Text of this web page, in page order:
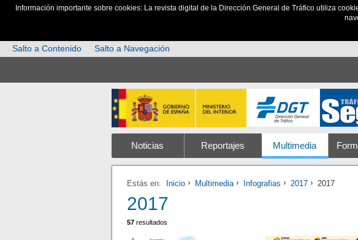
Información importante sobre cookies: La revista digital de la Dirección General de Tráfico utiliza
Salto a Contenido
Salto a Navegación
Noticias Reportajes Multimedia
Estás en: Inicio Multimedia Infografias 2017 2017
2017
57 resultados